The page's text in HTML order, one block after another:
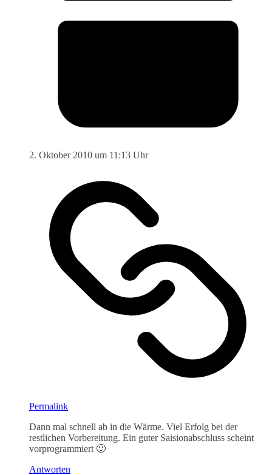
2. Oktober 2010 um 11:13 Uhr
Permalink
Dann mal schnell ab in die Wärme. Viel Erfolg bei der
restlichen Vorbereitung. Ein guter Saisionabschluss scheint
vorprogrammiert 🙂
Antworten